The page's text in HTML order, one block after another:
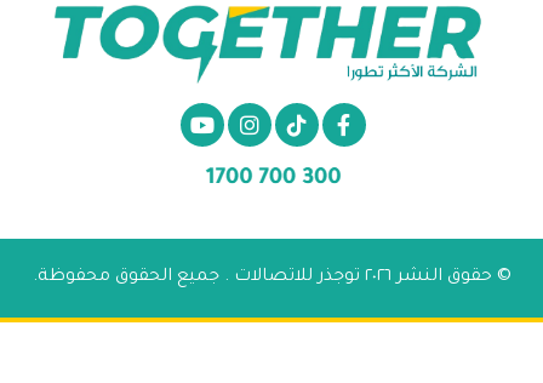
© حقوق النشر ٢٠٢٦ توجذر للاتصالات . جميع الحقوق محفوظة.